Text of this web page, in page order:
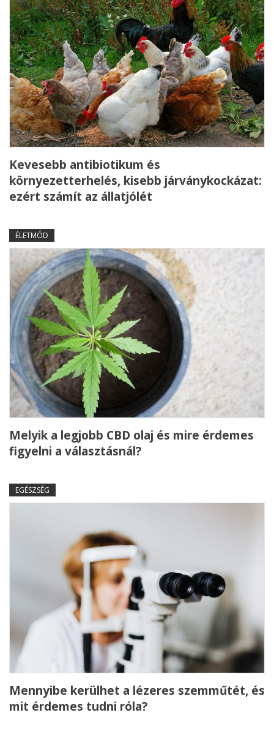
Kevesebb antibiotikum és
környezetterhelés, kisebb járványkockázat:
ezért számít az állatjólét
ÉLETMÓD
Melyik a legjobb CBD olaj és mire érdemes
figyelni a választásnál?
EGÉSZSÉG
Mennyibe kerülhet a lézeres szemműtét, és
mit érdemes tudni róla?